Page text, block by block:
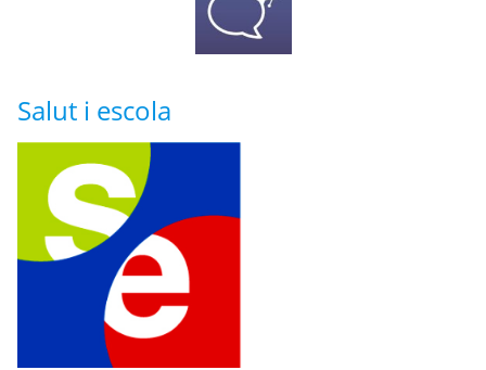
Salut i escola